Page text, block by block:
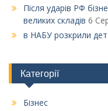
Після ударів РФ
великих складів 6
в НАБУ розкрили
Категорії
Бізнес